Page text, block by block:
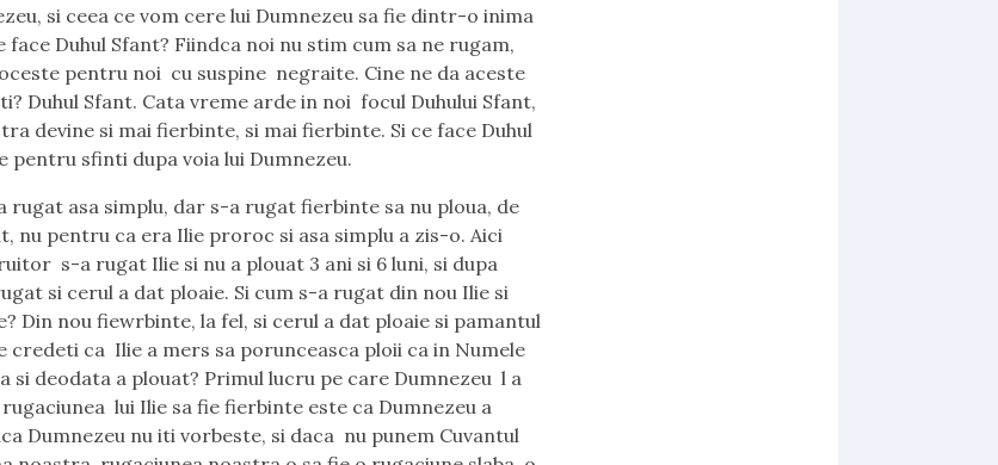
si ceea ce vom cere lui Dumnezeu sa fie dintr-o inima
face Duhul Sfant? Fiindca noi nu stim cum sa ne rugam,
pentru noi cu suspine negraite. Cine ne da aceste
Duhul Sfant. Cata vreme arde in noi focul Duhului Sfant,
devine si mai fierbinte, si mai fierbinte. Si ce face Duhul
pentru sfinti dupa voia lui Dumnezeu.
Domnul Cuvantul lui Dumnezeu care ti-a vorbit personal tie, trebuie sa fi gasit rugandu-te fierbinte. Ca Dumnezeu sa implineasca Cuvantul Lui trebuie sa gaseasca oameni care se roaga fierbinte. Nu rugaciuni tipice. De multe ori zicem; M-am rugat pentru fratele meu sau pentru sora mea, mi-am facut partea mea. Dar oare m-am rugat fierbinte. Ilie s-a urcat pe munte ca sa se roage, Ahab s-a suit dupa cuvantul lui Ilie ca sa manance si sa bea caci se auzea vuiet de ploaie. Vedeti ce se intampla? Inainte ca sa vina ploaie, Ilie aude ploaia. De ce? Ardea inima lui din pricina Cuvantului lui Dumnezeu care era pus inlauntrul lui de Domnul. Zice Domnul: nu este Cuvantul Meu ca un foc si ca un ciocan care sfarama stanca? ( Ieremia 23) Si cum am sa inteleg ca Cuvantul Domnului locuieste inlauntrul meu si nu altundeva? . Prin focul pe care L-a pus in inima noastra. Asa au zis cei doi in drum spre Emaus. Nu ardea inima in noi cind ne vorbea. Cand Cuvantul lui Dumnezeu o sa iti vorbeasca ai sa intelegi imediat dupa un singur fel, o sa incepi sa arzi o sa incepi sa insetezi dupa Cuvantul lui Dumnezeu, altfel inseamna ca nu ti-a vorbit Cuvantul la inima, ci doar la mintea si gandurile tale. Duhul Sfant vrea sa ajunga sa prinda radacinii Cuvantul in inima ta. Cuvantul Domnului este un foc. Acest foc a intrat si in inima lui Noe cand i-a vorbit Dumnezeu sa faca o corabie. A avut un foc in inima Noe, de aceea nu s-a oprit si nu a dat inapoi, si-a facut corabia de salvare. Care a fost focul? A zis Dumnezeu lui Noe. Vedeti aceasta este diferenta, i-a vorbit personal Dumnezeu, a inteles voia lui Dumnezeu, a vazut planul lui Dumnezeu asa cum si aici Ilie vede auzind. Aud vuiet de ploaie. Aude prin credinta Ilie, pentru ca ardea inima pentru acestea, dar trebuia sa se roage fierbinte. Ori stimori nu stim, Dumnezeu ca sa faca miracole pepamant are nevoie de credinciosi care sa se roage fierbinte. Nu credinciosi care se roaga, ci rugaciuni fierbinti ale credinciosilor. Ilie s-a aruncat cu fata la pamant, cu fata intre genunchi lui, si se ruga, se ruga sa ploua si ii zice slujitorului sau: Du-te sa vezi, si de sapte ori s-a dus slujitorul si nu s-a intamplat nimic, si de fiecare data nimic. Ce ziceti s-a deznadajduit Ilie, s-a obosit in rugaciunea lui? Il astepta pe Domnul cu rabdare. Cum il astept eu pe Domnul? Rugandu-ma fierbinte. Si noi avem rugaciuni lungi si de 30 de ani, de 5 ani si nimic nu se intampla. Este oare inima noastra in flacari din Cuvantul lui Dumnezeu? Nu o sa ne pierdem. Chiar daca inca nu il vedem pe Dumnezeu sa ne rezolve cererile daca inima noastra arde la Cuvantul lui Dumnezeu, nu o sa naufragiem, vom continua sa asteptam pe Domnul, dar nu dezamagiti ci plini de nadejde. Romani 12:12 staruiti in rugaciune, Voi starui in rugaciune si stim ca ceva va face Dumnezeu, si trebuie sa stiu ca in ceasul in care ma rog ceva face Dumnezeu, ceva se misca. A saptea oara, slujitorul a vazut un nor ca de o palma ca se ridica din mare, si Ilie a inteles ca asta era raspunsul Domnului, si ii zice slujitorului: du-te spunei lui Ahab ca sa alerge, sa fuga ca vine ploaie. Si cum a venit ploaia? A venit din pricina unei rugaciunii fierbinti al unui om. Al unui om. Acum ce credeti ca o sa se intample in zilele noastre daca o biserica vie si adevarata a lui Dumnezeu se va ruga fierbinte. Putem sa ne imaginam? Un om s-a rugat si nu a plouat 3 ani si 6 luni, apoi s-a rugat si a venit o ploaie care a inundat totul. Ce o sa se intample cind o biserica va primi planul lui Dumnezeu si se va ruga pentru voia lui Dumnezeu. SI care este planul lui Dumnezeu? Cereti de la Domnul ploaie. Zaharia 10:1. Trebuie sa marturisim ca traim o seceta duhovniceasca. Ce inseamna sete duhovniceasca? Inseamna ca Dumnezeu nu se misca asa cum il vedem in Biblie ca se misca, ca si cum s-a retras undeva ca si cum a scazut, ca si cum au fost calcate si impaturite puterile. Daca nu intelege acest lucru, nu poate striga fierbinte omul catre Dumnezeu. Suntem bine, traim, nu murim de ste. Dar de ce atat numai, ca iata ca exista ploaie care este vizibila nu numai catre cei credinciosi dar si cei necredinciosi. Sa vedem ce inseamna ploaie de la Dumnezeu. Intotdeauna in faptele apostolilor un vedem un Domn care randuieste slujbe, isi trimite slujbasi, si care nu conteaza ca este pastor, prezbiter, diacon, Dumnezeu cauta credinciosi care sunt inflacarati de Duhul Sfant, si pe ei o sa ii trimita, oricine ar fi, pentru ca Dumnezeu are o mare lucrare, are un plan, vrea sa raspunda la rugaciuni, vrea sa vindece bolnavi, pe drumuri, in piete, oriunde se propovaduieste Evanghelia nu numai in Biserici, dar cu mult mai mult inafara bisericilor. Asta se intampla in Faptele Apostolilor. Trebuie deci ca Ilie sa se roage fierbinte. Si uitati-va si la diaconul lui Ilie, la Elisei, care inainte sa fie rapit Ilie, Elisei are sansa sa ceara din mana lui Ilie la cuvantul lui Ilie orice va vrea. Si Elisei a zis lui Ilie: Vreau putere indoita din duhul tau. Ce insemna putere indoita din duhul lui Ilie? Credeti ca Elisei avea sa stea cu mainile incrucisate bazat ca a primit putere indoita si sa stepte de la Dumnezeu sa lucreze? Asa lucreaza Dumnezeu? Inseamna indoita ravna. Indoit foc din acela care se vedea in tine Ilie. Si daca Elisei a facut dublu miracole fata de Ilie, nu le-a facut in numaratoare, el a avut ravna pentru ele, a clocotit pentru acestea de la inceput. Si cand i-a zis Sunamitei care nu avuse copii ca la urmatorul an va avea un copil, asa s-a intamplat, copilul a crescut mare, si dintr-o data l-a luat odurere de cap si a murit. Mama copilului a alergat la Elisei si la Ghehazi, si le-a zis: Ti-am cerut eu copil? Ti-am spus sa nu ma pacalesti si mi-ai dat copil, iar acum mi-il ia Dumnezeu, mai bine sa nu fi avut copii decat sa simt ce inseamna aceasta durere acum. Si Elisei ii da lui Ghehazi toiagul sau si ii zice: ia toiagul meu, si multi astazi cred ca Dumnezeu face minuni cu toiege incat asa la vedere, si Ghehazi a luat toiagul si s-a dus dupa Cuvantul lui Elisei si l-a pus toiagul pe fata copilului, pentru ca a crezut ca puterea lui Dumnezeu lucreaza la comanda omului, si o sa isi puna toiagul pe fata si o sa invieze cel mort. Iti pui mana pe cineva si se vindeca cel bolnav. Ungi o batista si o trimiti cuiva si se vindeca. Dumnezeu nu vindeca asa simplu cu mainile tale, dar Dumnezeu vindeca cu inimi. Ghehazi pune toiagul pe fata copilului, dar nici vorba de viata, se intoarce la Elisei sa ii spuna ca nu a inviat copilul. Cu alte cuvinte, eu am facut ceeace trebuia facut, dar nu s-a intamplat nimic. Si incep discutiile teologice. De ce nu se intampla nimic? Poate nu este inca vremea cand Dumnezeu sa faca aceasta minune, nu este inca sosit ceasul. Cu siguranta ca exista si ceasul lui Dumnezeu, ce putem face? Apoi o a doua ipoteza zicem ca nu a fost voia lui Dumnezeu. Si amandoua ipotezele le putem intari din Cuvantul lui Dumnezeu. Dar scopul nu este sa ne intarim punctul nostru de vedere sau cunostiinta noastra teologica, scopul este sa invieze copilul, sa vina bucurie in casa aceea unde este tristete si acolo unde este durere sa vina fericire din minunile lui Dumnezeu din puterea Lui. Acolo unde exista deznadejde sa vina binecuvantare. Aceasta este tinta si scopul. Scopul nostru nu este sa dezlegam misterul de ce nu lucreaza Dumnezeu, scopul nostru este sa il facem pe Dumnezeu sa intervina. Si Elisei intra in odaia unde era copilul culcat mort in pat, a inchis usa dupa el si s-a rugat Domnului. Ce nu a facut Ghehazi? Nu s-a rugat. Nici un dar duhovnicesc de la Domnul oricat de mare ar fi, si nici un om al lui Dumnez